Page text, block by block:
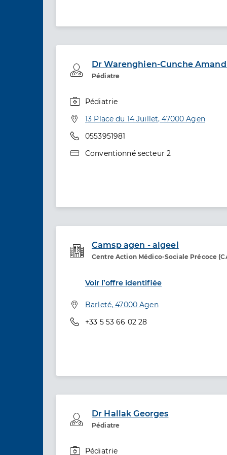
Dr Warenghien-Cunche
Pédiatre
Professionel de santé
Pédiatrie
Adresse
13 Place du 14 Juillet, 47000 Agen
Téléphone
0553951981
Type de convention
Conventionné secteur 2
Camsp agen - algeei
Centre Action Médico-Sociale Précoce
Etablissement de soins
Voir l’offre identifiée
Adresse
Barleté, 47000 Agen
Téléphone
+33 5 53 66 02 28
Dr Hallak Georges
Pédiatre
Professionel de santé
Pédiatrie